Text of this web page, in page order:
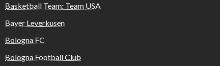
Basketball Team: Team USA
Bayer Leverkusen
Bologna FC
Bologna Football Club